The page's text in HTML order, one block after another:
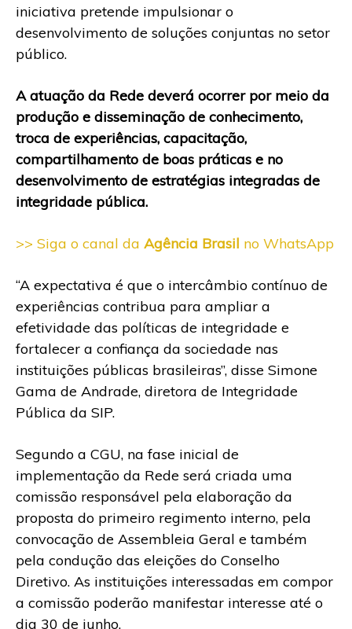
iniciativa pretende impulsionar o
desenvolvimento de soluções conjuntas no setor
público.
A atuação da Rede deverá ocorrer por meio da
produção e disseminação de conhecimento,
troca de experiências, capacitação,
compartilhamento de boas práticas e no
desenvolvimento de estratégias integradas de
integridade pública.
>> Siga o canal da Agência Brasil no WhatsApp​
“A expectativa é que o intercâmbio contínuo de
experiências contribua para ampliar a
efetividade das políticas de integridade e
fortalecer a confiança da sociedade nas
instituições públicas brasileiras”, disse Simone
Gama de Andrade, diretora de Integridade
Pública da SIP.
Segundo a CGU, na fase inicial de
implementação da Rede será criada uma
comissão responsável pela elaboração da
proposta do primeiro regimento interno, pela
convocação de Assembleia Geral e também
pela condução das eleições do Conselho
Diretivo. As instituições interessadas em compor
a comissão poderão manifestar interesse até o
dia 30 de junho.